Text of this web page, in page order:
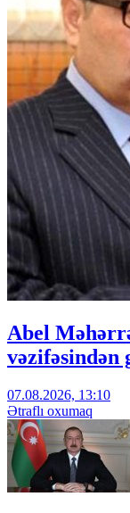
Abel
vəzifəsindən
07.08.2026, 13:10
Ətraflı oxumaq